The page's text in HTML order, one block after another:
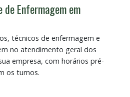
Enfermagem em
técnicos de enfermagem e
no atendimento geral dos
empresa, com horários pré-
os turnos.